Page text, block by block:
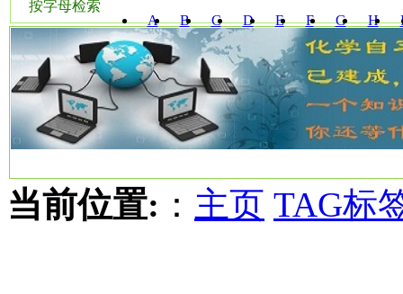
按字母检索
A
B C D E F G H
W Y
当前位置: ： 主页 TAG标